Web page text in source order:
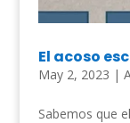
El acoso
May 2, 2023 |
Sabemos que